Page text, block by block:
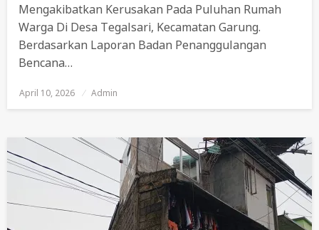
Mengakibatkan Kerusakan Pada Puluhan Rumah
Warga Di Desa Tegalsari, Kecamatan Garung.
Berdasarkan Laporan Badan Penanggulangan
Bencana…
Posted
On
April 10, 2026 Admin